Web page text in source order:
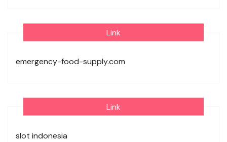
Link
emergency-food-supply.com
Link
slot indonesia